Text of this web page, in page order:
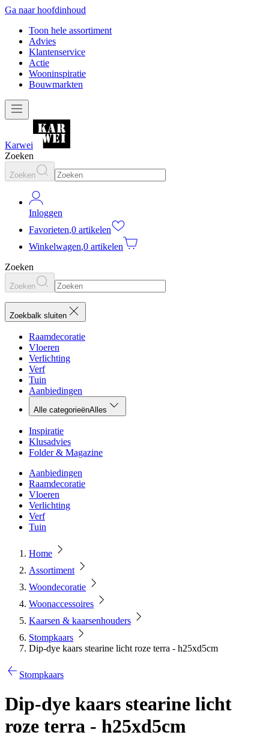
Ga naar hoofdinhoud
Toon hele assortiment
Advies
Klantenservice
Actie
Wooninspiratie
Bouwmarkten
Karwei
Zoeken
Zoeken
Inloggen
Favorieten,0 artikelen
Winkelwagen,0 artikelen
Zoeken
Zoeken
Zoekbalk sluiten
Raamdecoratie
Vloeren
Verlichting
Verf
Tuin
Aanbiedingen
Alle categorieënAlles
Inspiratie
Klusadvies
Folder & Magazine
Aanbiedingen
Raamdecoratie
Vloeren
Verlichting
Verf
Tuin
Home
Assortiment
Woondecoratie
Woonaccessoires
Kaarsen & kaarsenhouders
Stompkaars
Dip-dye kaars stearine licht roze terra - h25xd5cm
Stompkaars
Dip-dye kaars stearine licht
roze terra - h25xd5cm